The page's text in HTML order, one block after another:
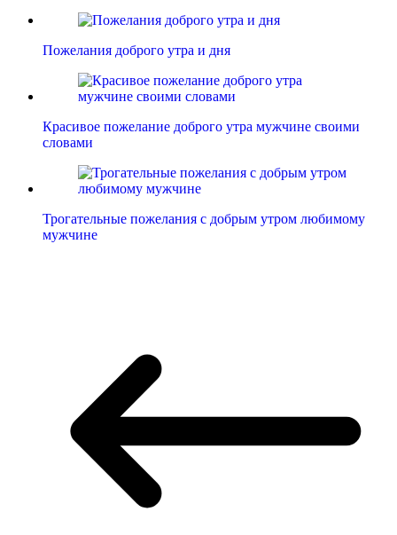
Пожелания доброго утра и дня
Красивое пожелание доброго утра мужчине своими
словами
Трогательные пожелания с добрым утром любимому
мужчине